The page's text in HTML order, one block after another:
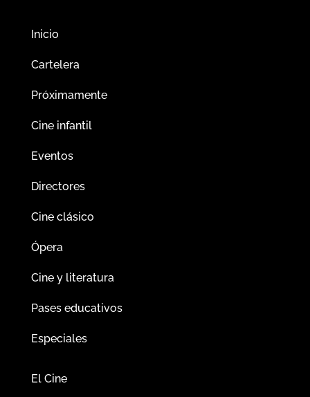
Inicio
Cartelera
Próximamente
Cine infantil
Eventos
Directores
Cine clásico
Ópera
Cine y literatura
Pases educativos
Especiales
El Cine